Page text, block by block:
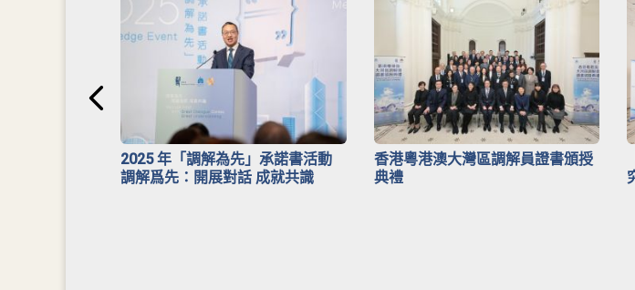
2025 年「調解為先」承諾書活動
調解爲先：開展對話 成就共識
香港粵港澳大灣區調解員證書頒授
典禮